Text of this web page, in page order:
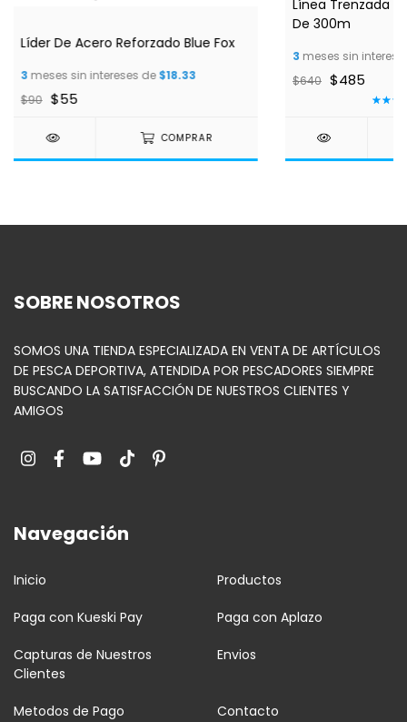
Líder De Acero Reforzado Blue Fox
3 meses sin intereses de$18.33
$90 $55
COMPRAR
Línea Trenzada
De 300m
3 meses sin
$640 $485
SOBRE NOSOTROS
SOMOS UNA TIENDA ESPECIALIZADA EN VENTA DE ARTÍCULOS
DE PESCA DEPORTIVA, ATENDIDA POR PESCADORES SIEMPRE
BUSCANDO LA SATISFACCIÓN DE NUESTROS CLIENTES Y
AMIGOS
Navegación
Inicio Productos
Paga con Kueski Pay Paga con Aplazo
Capturas de Nuestros
Clientes
Envios
Metodos de Pago Contacto